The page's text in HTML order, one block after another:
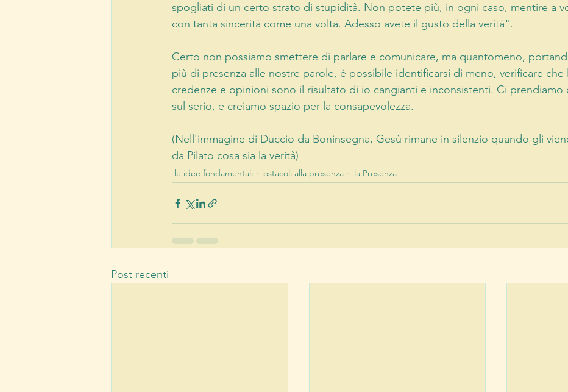
spogliati di un certo strato di stupidità. Non potete più, in ogni caso, mentire a
con tanta sincerità come una volta. Adesso avete il gusto della verità".
Certo non possiamo smettere di parlare e comunicare, ma quantomeno,
più di presenza alle nostre parole, è possibile identificarsi di meno, verificare che
credenze e opinioni sono il risultato di io cangianti e inconsistenti. Ci prendiamo
sul serio, e creiamo spazio per la consapevolezza.
(Nell'immagine di Duccio da Boninsegna, Gesù rimane in silenzio quando gli
da Pilato cosa sia la verità)
le idee fondamentali ostacoli alla presenza la Presenza
Post recenti